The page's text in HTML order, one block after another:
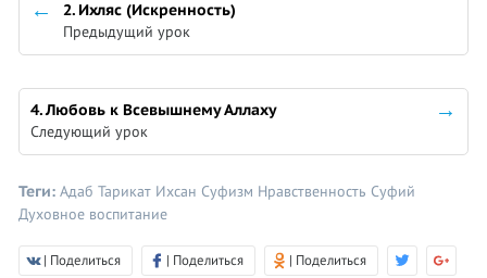
2. Ихляс (Искренность)
Предыдущий урок
4. Любовь к Всевышнему Аллаху
Следующий урок
Теги: Адаб Тарикат Ихсан Суфизм Нравственность Суфий
Духовное воспитание
| Поделиться | Поделиться | Поделиться